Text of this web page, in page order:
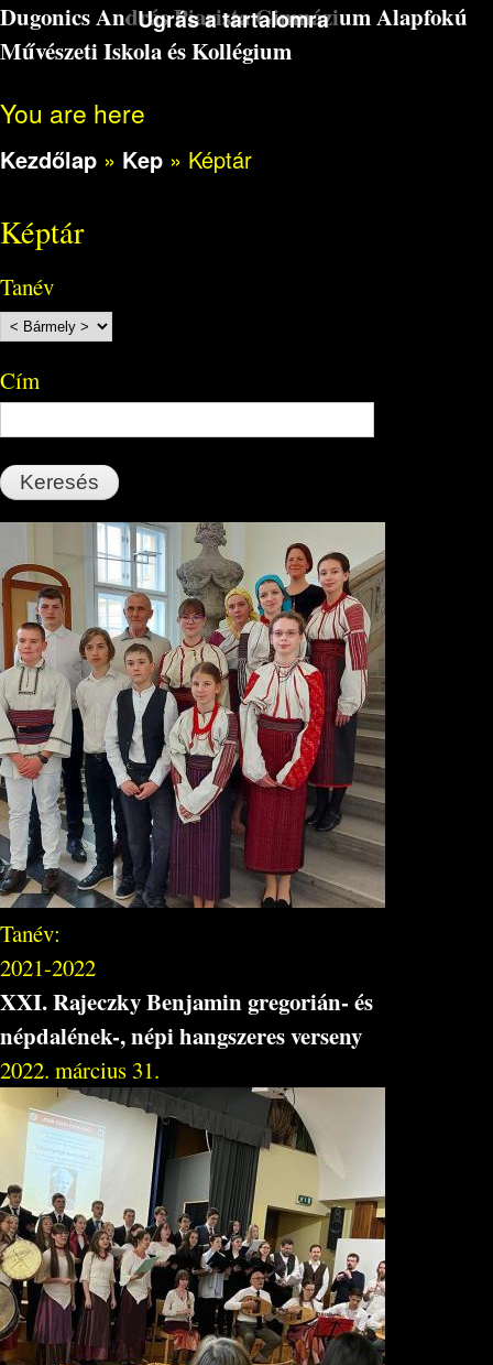
Ugrás a tartalomra
Dugonics András Piarista Gimnázium Alapfokú
Művészeti Iskola és Kollégium
You are here
Kezdőlap » Kep » Képtár
Képtár
Tanév
Cím
Tanév:
2021-2022
XXI. Rajeczky Benjamin gregorián- és
népdalének-, népi hangszeres verseny
2022. március 31.